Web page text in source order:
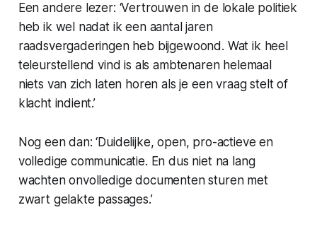
Een andere lezer: ‘Vertrouwen in de lokale politiek
heb ik wel nadat ik een aantal jaren
raadsvergaderingen heb bijgewoond. Wat ik heel
teleurstellend vind is als ambtenaren helemaal
niets van zich laten horen als je een vraag stelt of
klacht indient.’
Nog een dan: ‘Duidelijke, open, pro-actieve en
volledige communicatie. En dus niet na lang
wachten onvolledige documenten sturen met
zwart gelakte passages.’